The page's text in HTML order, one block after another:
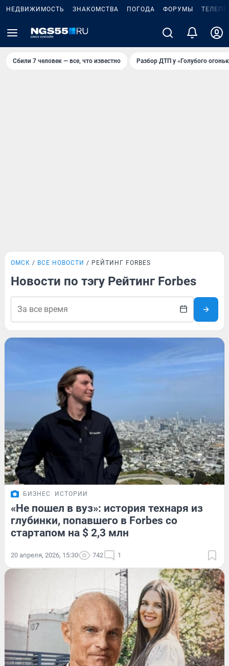
НЕДВИЖИМОСТЬ ЗНАКОМСТВА ПОГОДА ФОРУМЫ
Сбили 7 человек — все, что известно Разбор ДТП у «Голубого
ОМСК ВСЕ НОВОСТИ РЕЙТИНГ FORBES
Новости по тэгу Рейтинг Forbes
БИЗНЕС ИСТОРИИ
«Не пошел в вуз»: история технаря из
глубинки, попавшего в Forbes со
стартапом на $ 2,3 млн
20 апреля, 2026, 15:30 742 1